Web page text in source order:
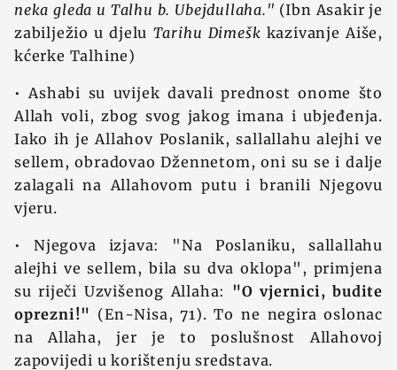
neka gleda u Talhu b. Ubejdullaha." (Ibn Asakir je
zabilježio u djelu Tarihu Dimešk kazivanje Aiše,
kćerke Talhine)
• Ashabi su uvijek davali prednost onome što
Allah voli, zbog svog jakog imana i ubjeđenja.
Iako ih je Allahov Poslanik, sallallahu alejhi ve
sellem, obradovao Džennetom, oni su se i dalje
zalagali na Allahovom putu i branili Njegovu
vjeru.
• Njegova izjava: "Na Poslaniku, sallallahu
alejhi ve sellem, bila su dva oklopa", primjena
su riječi Uzvišenog Allaha: "O vjernici, budite
oprezni!" (En-Nisa, 71). To ne negira oslonac
na Allaha, jer je to poslušnost Allahovoj
zapovijedi u korištenju sredstava.